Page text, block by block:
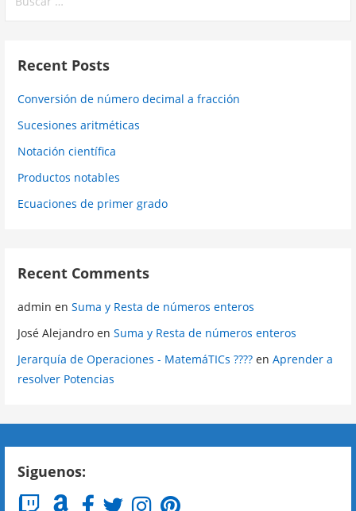
Recent Posts
Conversión de número decimal a fracción
Sucesiones aritméticas
Notación científica
Productos notables
Ecuaciones de primer grado
Recent Comments
admin enSuma y Resta de números enteros
José Alejandro enSuma y Resta de números enteros
Jerarquía de Operaciones - MatemáTICs ???? enAprender a
resolver Potencias
Siguenos: